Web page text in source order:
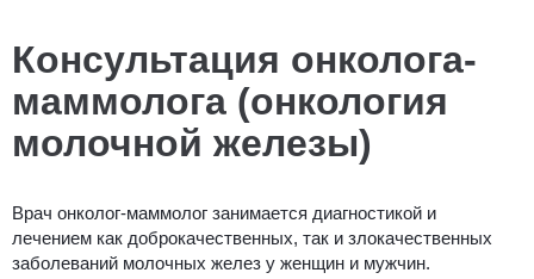
Консультация онколога-
маммолога (онкология
молочной железы)
Врач онколог-маммолог занимается диагностикой и
лечением как доброкачественных, так и злокачественных
заболеваний молочных желез у женщин и мужчин.